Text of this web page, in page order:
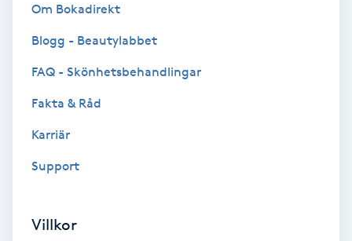
Mesoterapi
Microshading
Mixfransar
Om Bokadirekt
Blogg - Beautylabbet
FAQ - Skönhetsbehandlingar
Fakta & Råd
Karriär
Support
Villkor